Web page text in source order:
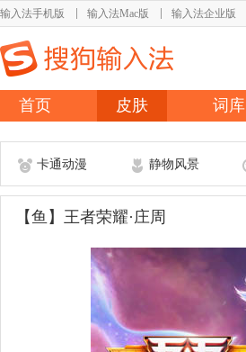
输入法手机版 输入法Mac版 输入法企业版
首页 皮肤 词库
卡通动漫 静物风景
【鱼】王者荣耀·庄周